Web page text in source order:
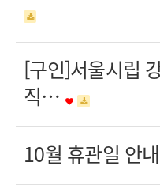
[구인]서울시립
직…
10월 휴관일 안내